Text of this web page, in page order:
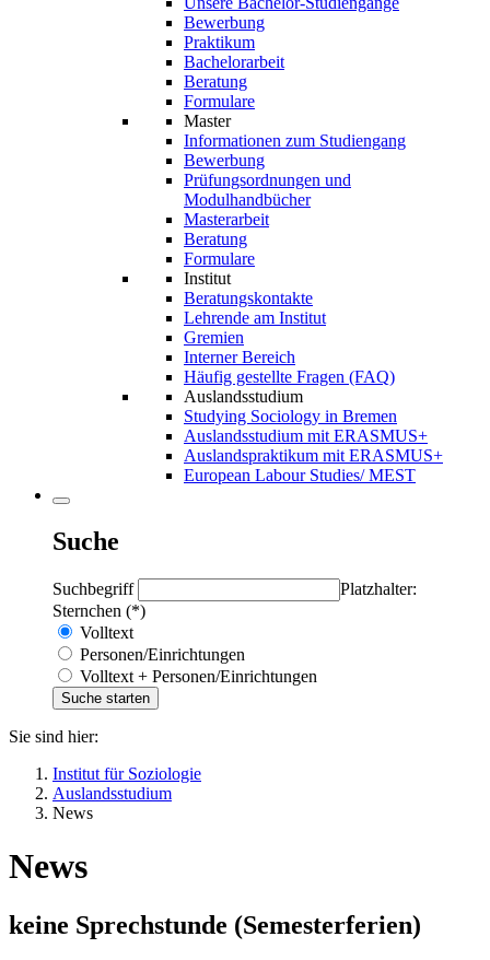
Bewerbung
Praktikum
Bachelorarbeit
Beratung
Formulare
Master
Informationen zum Studiengang
Bewerbung
Prüfungsordnungen und
Modulhandbücher
Masterarbeit
Beratung
Formulare
Institut
Beratungskontakte
Lehrende am Institut
Gremien
Interner Bereich
Häufig gestellte Fragen (FAQ)
Auslandsstudium
Studying Sociology in Bremen
Auslandsstudium mit ERASMUS+
Auslandspraktikum mit ERASMUS+
European Labour Studies/ MEST
Suche
Suchbegriff
Platzhalter:
Sternchen (*)
Volltext
Personen/Einrichtungen
Volltext + Personen/Einrichtungen
Sie sind hier:
Institut für Soziologie
Auslandsstudium
News
News
keine Sprechstunde (Semesterferien)